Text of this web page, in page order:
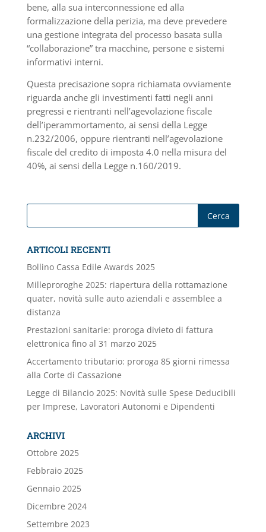
bene, alla sua interconnessione ed alla
formalizzazione della perizia, ma deve prevedere
una gestione integrata del processo basata sulla
“collaborazione” tra macchine, persone e sistemi
informativi interni.
Questa precisazione sopra richiamata ovviamente
riguarda anche gli investimenti fatti negli anni
pregressi e rientranti nell’agevolazione fiscale
dell’iperammortamento, ai sensi della Legge
n.232/2006, oppure rientranti nell’agevolazione
fiscale del credito di imposta 4.0 nella misura del
40%, ai sensi della Legge n.160/2019.
ARTICOLI RECENTI
Bollino Cassa Edile Awards 2025
Milleproroghe 2025: riapertura della rottamazione
quater, novità sulle auto aziendali e assemblee a
distanza
Prestazioni sanitarie: proroga divieto di fattura
elettronica fino al 31 marzo 2025
Accertamento tributario: proroga 85 giorni rimessa
alla Corte di Cassazione
Legge di Bilancio 2025: Novità sulle Spese Deducibili
per Imprese, Lavoratori Autonomi e Dipendenti
ARCHIVI
Ottobre 2025
Febbraio 2025
Gennaio 2025
Dicembre 2024
Settembre 2023